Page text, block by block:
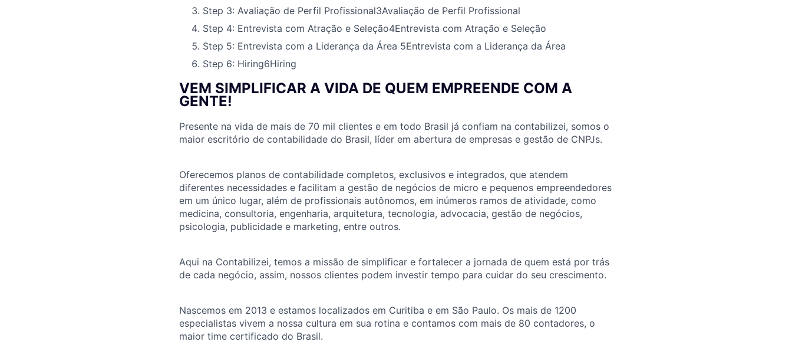
Step 3: Avaliação de Perfil Profissional3Avaliação de Perfil Profissional
Step 4: Entrevista com Atração e Seleção4Entrevista com Atração e Seleção
Step 5: Entrevista com a Liderança da Área 5Entrevista com a Liderança da Área
Step 6: Hiring6Hiring
VEM SIMPLIFICAR A VIDA DE QUEM EMPREENDE COM A
GENTE!
Presente na vida de mais de 70 mil clientes e em todo Brasil já confiam na contabilizei, somos o
maior escritório de contabilidade do Brasil, líder em abertura de empresas e gestão de CNPJs.
Oferecemos planos de contabilidade completos, exclusivos e integrados, que atendem
diferentes necessidades e facilitam a gestão de negócios de micro e pequenos empreendedores
em um único lugar, além de profissionais autônomos, em inúmeros ramos de atividade, como
medicina, consultoria, engenharia, arquitetura, tecnologia, advocacia, gestão de negócios,
psicologia, publicidade e marketing, entre outros.
Aqui na Contabilizei, temos a missão de simplificar e fortalecer a jornada de quem está por trás
de cada negócio, assim, nossos clientes podem investir tempo para cuidar do seu crescimento.
Nascemos em 2013 e estamos localizados em Curitiba e em São Paulo. Os mais de 1200
especialistas vivem a nossa cultura em sua rotina e contamos com mais de 80 contadores, o
maior time certificado do Brasil.